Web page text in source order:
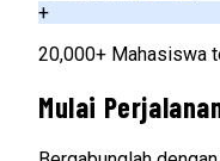
+
20,000+ Mahasiswa
Mulai